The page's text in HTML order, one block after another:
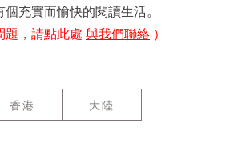
充實而愉快的閱讀生活。
題，請點此處 與我們聯絡 ）
香港 大陸